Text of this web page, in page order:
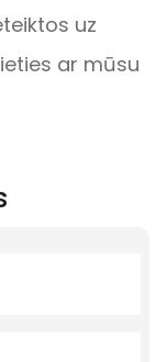
uz
ar mūsu